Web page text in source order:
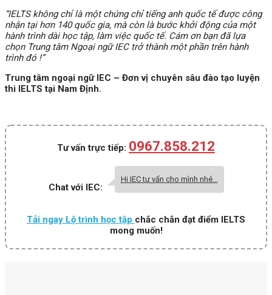
“IELTS không chỉ là một chứng chỉ tiếng anh quốc tế được công
nhận tại hơn 140 quốc gia, mà còn là bước khởi động của một
hành trình dài học tập, làm việc quốc tế. Cám ơn bạn đã lựa
chọn Trung tâm Ngoại ngữ IEC trở thành một phần trên hành
trình đó !”
Trung tâm ngoại ngữ IEC – Đơn vị chuyên sâu đào tạo luyện
thi IELTS tại Nam Định.
Tư vấn trực tiếp: 0967.858.212
Chat với IEC:
Hi IEC tư vấn cho mình nhé...
Tải ngay Lộ trình học tập chắc chắn đạt điểm IELTS
mong muốn!